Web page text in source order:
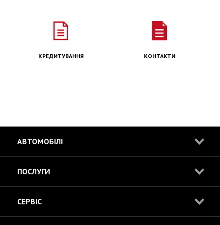
КРЕДИТУВАННЯ КОНТАКТИ
АВТОМОБІЛІ
ПОСЛУГИ
СЕРВІС